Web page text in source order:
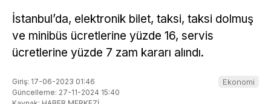
İstanbul’da, elektronik bilet, taksi, taksi dolmuş
ve minibüs ücretlerine yüzde 16, servis
ücretlerine yüzde 7 zam kararı alındı.
Giriş: 17-06-2023 01:46
Güncelleme: 27-11-2024 15:40
Ekonomi